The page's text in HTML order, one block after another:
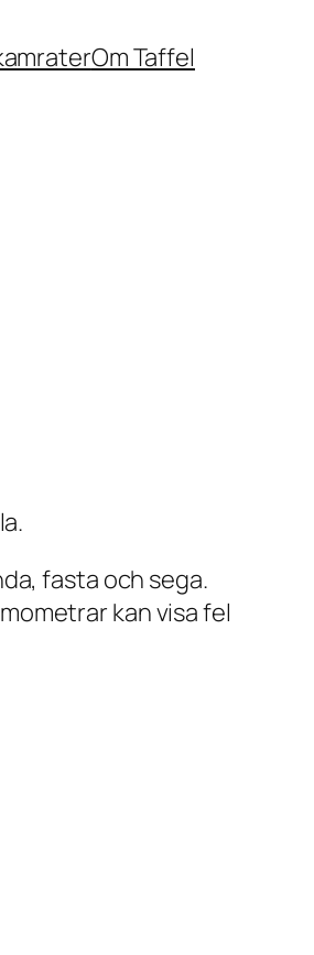
Om Taffel
fasta och sega.
kan visa fel